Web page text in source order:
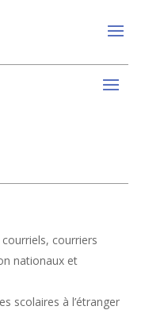
courriers
nationaux et
scolaires à l’étranger